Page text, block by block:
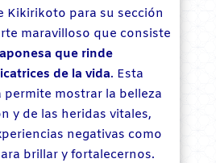
Kikirikoto para su sección
maravilloso que consiste
que rinde
de la vida. Esta
mostrar la belleza
y de las heridas vitales,
negativas como
brillar y fortalecernos.